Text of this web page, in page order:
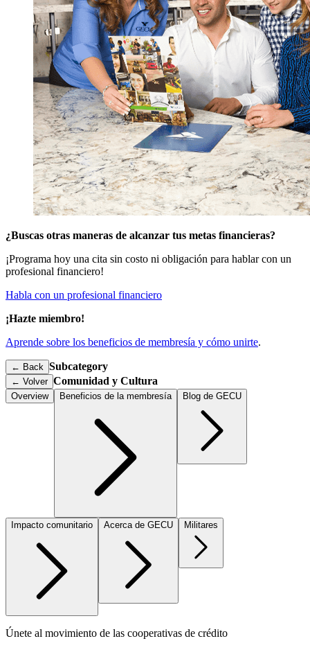
¿Buscas otras maneras de alcanzar tus metas financieras?
¡Programa hoy una cita sin costo ni obligación para hablar con un
profesional financiero!
Habla con un profesional financiero
¡Hazte miembro!
Aprende sobre los beneficios de membresía y cómo unirte.
← Back Subcategory
← Volver Comunidad y Cultura
Overview Beneficios de la membresía Blog de GECU
Impacto comunitario Acerca de GECU Militares
Únete al movimiento de las cooperativas de crédito